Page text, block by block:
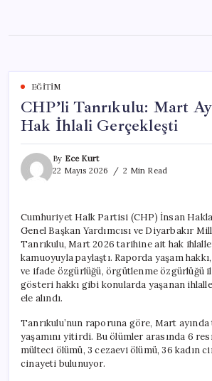
content
EĞITIM
CHP’li Tanrıkulu: Mart
Hak İhlali Gerçekleşti
By Ece Kurt
22 Mayıs 2026
2 Min Read
Cumhuriyet Halk Partisi (CHP) İnsan
Genel Başkan Yardımcısı ve Diyarbakır
Tanrıkulu, Mart 2026 tarihine ait hak
kamuoyuyla paylaştı. Raporda yaşam
ve ifade özgürlüğü, örgütlenme özgürlüğü
gösteri hakkı gibi konularda yaşanan
ele alındı.
Tanrıkulu’nun raporuna göre, Mart
yaşamını yitirdi. Bu ölümler arasında 6
mülteci ölümü, 3 cezaevi ölümü, 36 kadın
cinayeti bulunuyor.